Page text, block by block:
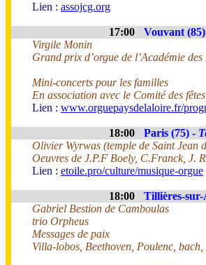
Lien : assojcg.org
17:00
Vouvant (85)
Virgile Monin
Grand prix d’orgue de l’Académie
Mini-concerts pour les familles
En association avec le Comité des
Lien : www.orguepaysdelaloire.fr/
18:00 Paris (75) -
Olivier Wyrwas (temple de Saint Jean
Oeuvres de J.P.F Boely, C.Franck, J.
Lien : etoile.pro/culture/musique-orgue
18:00
Tillières-sur-
Gabriel Bestion de Camboulas
trio Orpheus
Messages de paix
Villa-lobos, Beethoven, Poulenc,